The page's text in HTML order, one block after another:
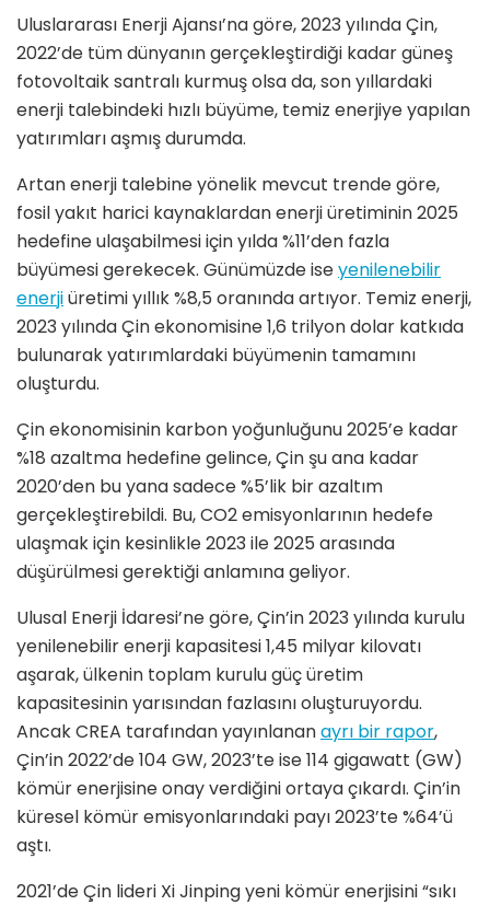
Uluslararası Enerji Ajansı’na göre, 2023 yılında Çin,
2022’de tüm dünyanın gerçekleştirdiği kadar güneş
fotovoltaik santralı kurmuş olsa da, son yıllardaki
enerji talebindeki hızlı büyüme, temiz enerjiye yapılan
yatırımları aşmış durumda.
Artan enerji talebine yönelik mevcut trende göre,
fosil yakıt harici kaynaklardan enerji üretiminin 2025
hedefine ulaşabilmesi için yılda %11’den fazla
büyümesi gerekecek. Günümüzde iseyenilenebilir
enerjiüretimi yıllık %8,5 oranında artıyor. Temiz enerji,
2023 yılında Çin ekonomisine 1,6 trilyon dolar katkıda
bulunarak yatırımlardaki büyümenin tamamını
oluşturdu.
Çin ekonomisinin karbon yoğunluğunu 2025’e kadar
%18 azaltma hedefine gelince, Çin şu ana kadar
2020’den bu yana sadece %5’lik bir azaltım
gerçekleştirebildi. Bu, CO2 emisyonlarının hedefe
ulaşmak için kesinlikle 2023 ile 2025 arasında
düşürülmesi gerektiği anlamına geliyor.
Ulusal Enerji İdaresi’ne göre, Çin’in 2023 yılında kurulu
yenilenebilir enerji kapasitesi 1,45 milyar kilovatı
aşarak, ülkenin toplam kurulu güç üretim
kapasitesinin yarısından fazlasını oluşturuyordu.
Ancak CREA tarafından yayınlananayrı bir rapor,
Çin’in 2022’de 104 GW, 2023’te ise 114 gigawatt (GW)
kömür enerjisine onay verdiğini ortaya çıkardı. Çin’in
küresel kömür emisyonlarındaki payı 2023’te %64’ü
aştı.
2021’de Çin lideri Xi Jinping yeni kömür enerjisini “sıkı